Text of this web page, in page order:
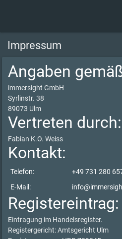
Impressum
Angaben
immersight GmbH
Syrlinstr. 38
89073 Ulm
Vertreten durch:
Fabian K.O. Weiss
Kontakt:
Telefon:
+49 731 280
E-Mail:
Registereintrag:
Eintragung im Handelsregister.
Registergericht: Amtsgericht Ulm